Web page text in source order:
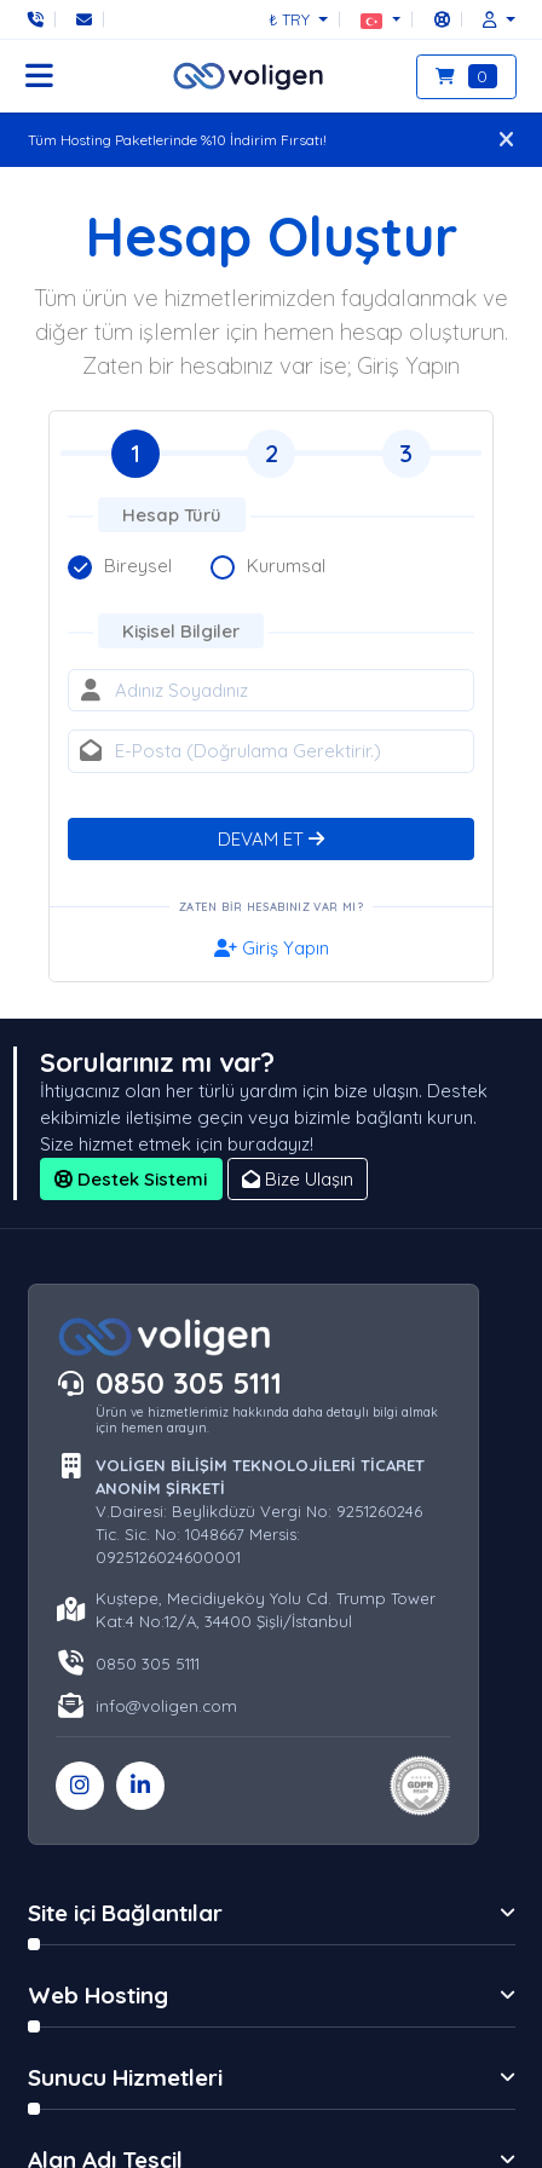
₺ TRY
0
Tüm Hosting Paketlerinde %10 İndirim Fırsatı!
Hesap Oluştur
Tüm ürün ve hizmetlerimizden faydalanmak ve
diğer tüm işlemler için hemen hesap oluşturun.
Zaten bir hesabınız var ise; Giriş Yapın
1 2 3
Hesap Türü
Bireysel Kurumsal
Kişisel Bilgiler
DEVAM ET
ZATEN BIR HESABINIZ VAR MI?
Giriş Yapın
Sorularınız mı var?
İhtiyacınız olan her türlü yardım için bize ulaşın. Destek
ekibimizle iletişime geçin veya bizimle bağlantı kurun.
Size hizmet etmek için buradayız!
Destek Sistemi
Bize Ulaşın
0850 305 5111
Ürün ve hizmetlerimiz hakkında daha detaylı bilgi almak
için hemen arayın.
VOLİGEN BİLİŞİM TEKNOLOJİLERİ TİCARET
ANONİM ŞİRKETİ
V.Dairesi: Beylikdüzü Vergi No: 9251260246
Tic. Sic. No: 1048667 Mersis:
0925126024600001
Kuştepe, Mecidiyeköy Yolu Cd. Trump Tower
Kat:4 No:12/A, 34400 Şişli/İstanbul
0850 305 5111
info@voligen.com
Site içi Bağlantılar
Web Hosting
Sunucu Hizmetleri
Alan Adı Tescil